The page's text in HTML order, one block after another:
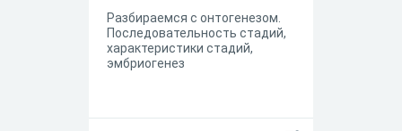
Разбираемся с онтогенезом.
Последовательность стадий,
характеристики стадий,
эмбриогенез